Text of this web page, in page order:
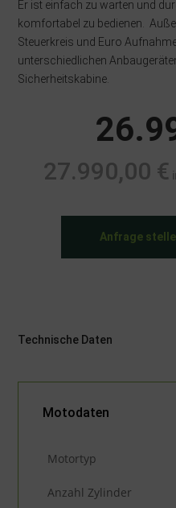
Er ist einfach zu warten und
komfortabel zu bedienen.
Steuerkreis und Euro
unterschiedlichen
Sicherheitskabine.
27.990,00 €
Anfrage
Technische Daten
Motodaten
Motortyp
Anzahl Zylinder